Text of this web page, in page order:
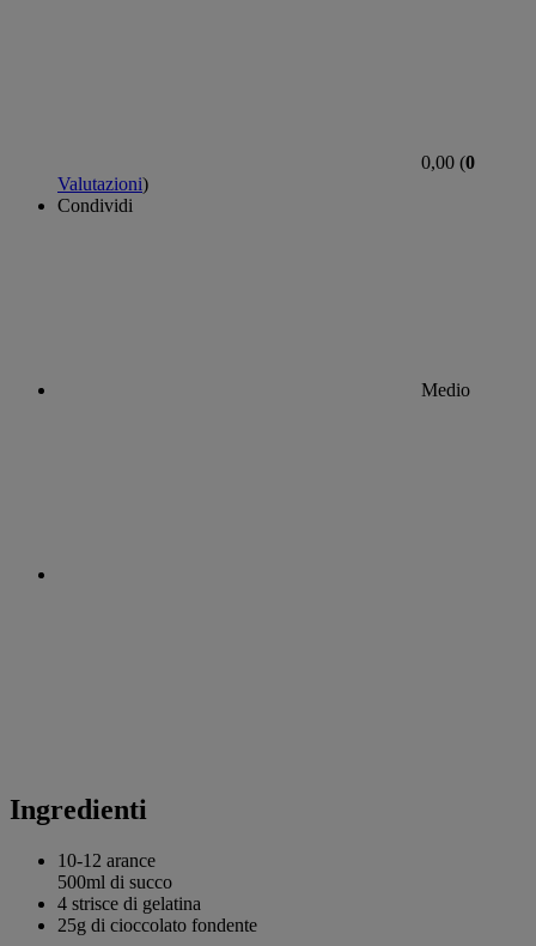
0,00 (0
Valutazioni)
Condividi
Medio
Ingredienti
10-12 arance
500ml di succo
4 strisce di gelatina
25g di cioccolato fondente